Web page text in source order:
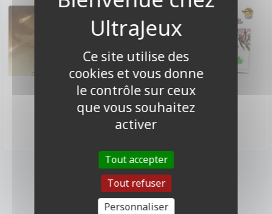
24,95 €
Disponible
9,90 €
4 produits
Ce site utilise des
cookies et vous donne
le contrôle sur ceux
que vous souhaitez
activer
Tout accepter
Tout refuser
Personnaliser